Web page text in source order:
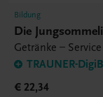
Bildung
Die
Getränke –
TRAUNER-
€ 22,34